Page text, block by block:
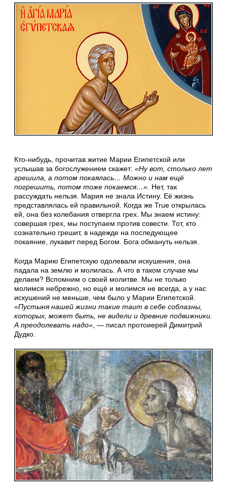
Кто-нибудь, прочитав житие Марии Египетской или
услышав за богослужением скажет: «Ну вот, столько лет
грешила, а потом покаялась… Можно и нам ещё
погрешить, потом тоже покаемся…». Нет, так
рассуждать нельзя. Мария не знала Истину. Её жизнь
представлялась ей правильной. Когда же True открылась
ей, она без колебания отвергла грех. Мы знаем истину:
совершая грех, мы поступаем против совести. Тот, кто
сознательно грешит, в надежде на последующее
покаяние, лукавит перед Богом. Бога обмануть нельзя.
Когда Марию Египетскую одолевали искушения, она
падала на землю и молилась. А что в таком случае мы
делаем? Вспомним о своей молитве. Мы не только
молимся небрежно, но ещё и молимся не всегда, а у нас
искушений не меньше, чем было у Марии Египетской.
«Пустыня нашей жизни такие таит в себе соблазны,
которых, может быть, не видели и древние подвижники.
А преодолевать надо» , — писал протоиерей Димитрий
Дудко.